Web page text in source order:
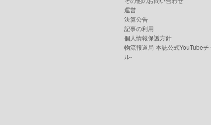
運営
決算公告
記事の利用
個人情報保護方針
物流報道局-本誌公式YouTubeチ
ル-